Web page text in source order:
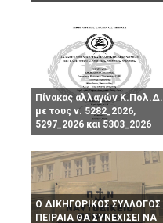
Πίνακας αλλαγών Κ.Πολ.Δ.
με τους ν. 5282_2026,
5297_2026 και 5303_2026
Ο ΔΙΚΗΓΟΡΙΚΟΣ ΣΥΛΛΟΓΟΣ
ΠΕΙΡΑΙΑ ΘΑ ΣΥΝΕΧΙΣΕΙ ΝΑ